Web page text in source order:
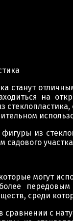
станут
на
из
садового
могут
среди
сравнении с